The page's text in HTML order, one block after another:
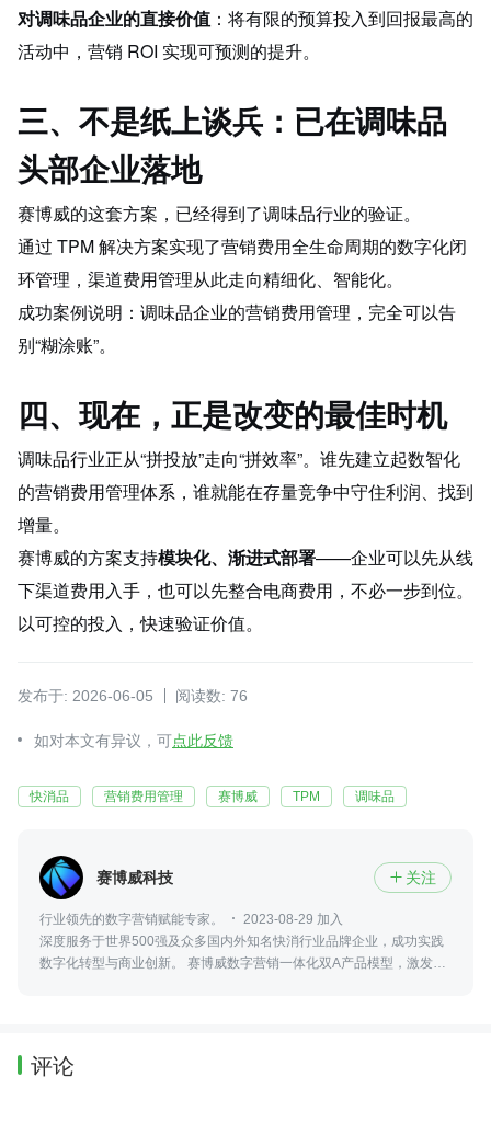
对调味品企业的直接价值 ：将有限的预算投入到回报最高的
活动中，营销 ROI 实现可预测的提升。
三、不是纸上谈兵：已在调味品
头部企业落地
赛博威的这套方案，已经得到了调味品行业的验证。
通过 TPM 解决方案实现了营销费用全生命周期的数字化闭
环管理，渠道费用管理从此走向精细化、智能化。
成功案例说明：调味品企业的营销费用管理，完全可以告
别“糊涂账”。
四、现在，正是改变的最佳时机
调味品行业正从“拼投放”走向“拼效率”。谁先建立起数智化
的营销费用管理体系，谁就能在存量竞争中守住利润、找到
增量。
赛博威的方案支持模块化、渐进式部署——企业可以先从线
下渠道费用入手，也可以先整合电商费用，不必一步到位。
以可控的投入，快速验证价值。
发布于: 2026-06-05 阅读数: 76
如对本文有异议，可点此反馈
快消品 营销费用管理 赛博威 TPM 调味品
赛博威科技  关注
行业领先的数字营销赋能专家。
2023-08-29 加入
深度服务于世界500强及众多国内外知名快消行业品牌企业，成功实践
数字化转型与商业创新。 赛博威数字营销一体化双A产品模型，激发企
评论